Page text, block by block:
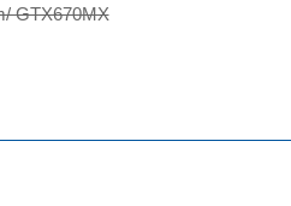
GTX670MX